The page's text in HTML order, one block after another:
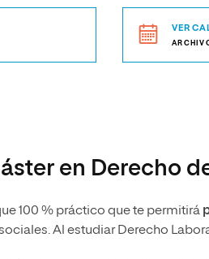
VER
en Derecho
100 % práctico que te permitirá
Al estudiar Derecho